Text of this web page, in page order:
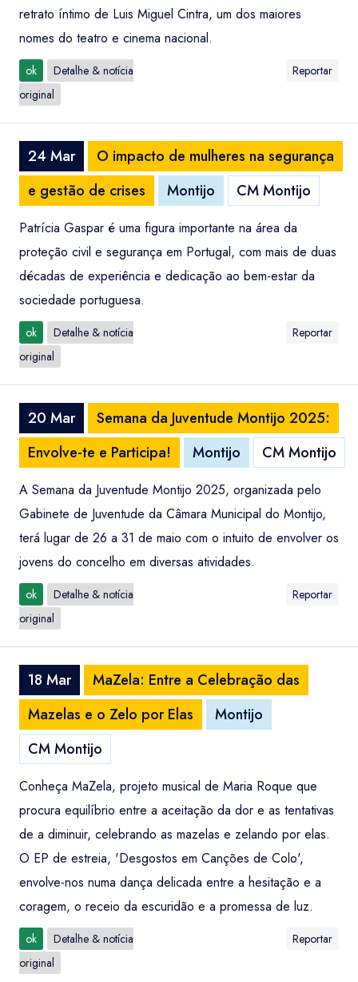
retrato íntimo de Luis Miguel Cintra, um dos maiores
nomes do teatro e cinema nacional.
ok
Detalhe & notícia
original
Reportar
24 Mar
O impacto de mulheres na segurança
e gestão de crises
Montijo CM Montijo
Patrícia Gaspar é uma figura importante na área da
proteção civil e segurança em Portugal, com mais de duas
décadas de experiência e dedicação ao bem-estar da
sociedade portuguesa.
ok
Detalhe & notícia
original
Reportar
20 Mar
Semana da Juventude Montijo 2025:
Envolve-te e Participa!
Montijo CM Montijo
A Semana da Juventude Montijo 2025, organizada pelo
Gabinete de Juventude da Câmara Municipal do Montijo,
terá lugar de 26 a 31 de maio com o intuito de envolver os
jovens do concelho em diversas atividades.
ok
Detalhe & notícia
original
Reportar
18 Mar
MaZela: Entre a Celebração das
Mazelas e o Zelo por Elas
Montijo
CM Montijo
Conheça MaZela, projeto musical de Maria Roque que
procura equilíbrio entre a aceitação da dor e as tentativas
de a diminuir, celebrando as mazelas e zelando por elas.
O EP de estreia, 'Desgostos em Canções de Colo',
envolve-nos numa dança delicada entre a hesitação e a
coragem, o receio da escuridão e a promessa de luz.
ok
Detalhe & notícia
original
Reportar